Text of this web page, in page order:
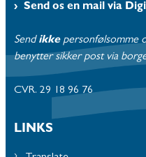
Send os en mail via
Send ikke personfølsomme
benytter sikker post via
CVR. 29 18 96 76
LINKS